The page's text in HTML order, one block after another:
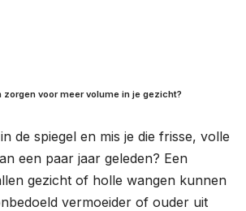
voor meer volume in je gezicht?
de spiegel en mis je die frisse, volle
een paar jaar geleden? Een
gezicht of holle wangen kunnen
vermoeider of ouder uit